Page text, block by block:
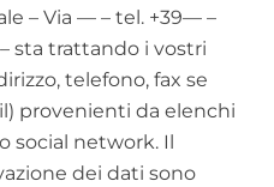
– Via — – tel. +39— –
sta trattando i vostri
telefono, fax se
provenienti da elenchi
social network. Il
dei dati sono